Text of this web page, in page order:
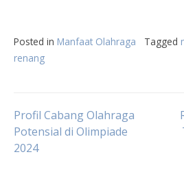
Posted in Manfaat Olahraga Tagged
renang
Post
navigation
Profil Cabang Olahraga
Potensial di Olimpiade
2024